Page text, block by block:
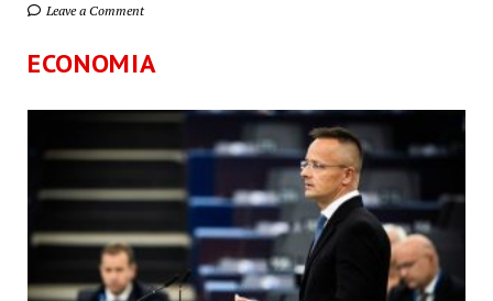
Leave a Comment
ECONOMIA